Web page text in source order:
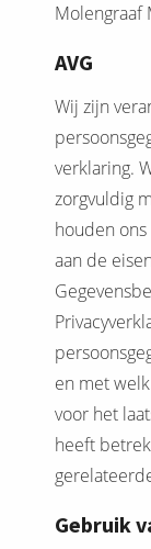
Molengraaf
AVG
Wij zijn
verklaring.
zorgvuldig
houden
aan de
en met
voor het
heeft
Gebruik
deze
worden
op
gebruikt
te